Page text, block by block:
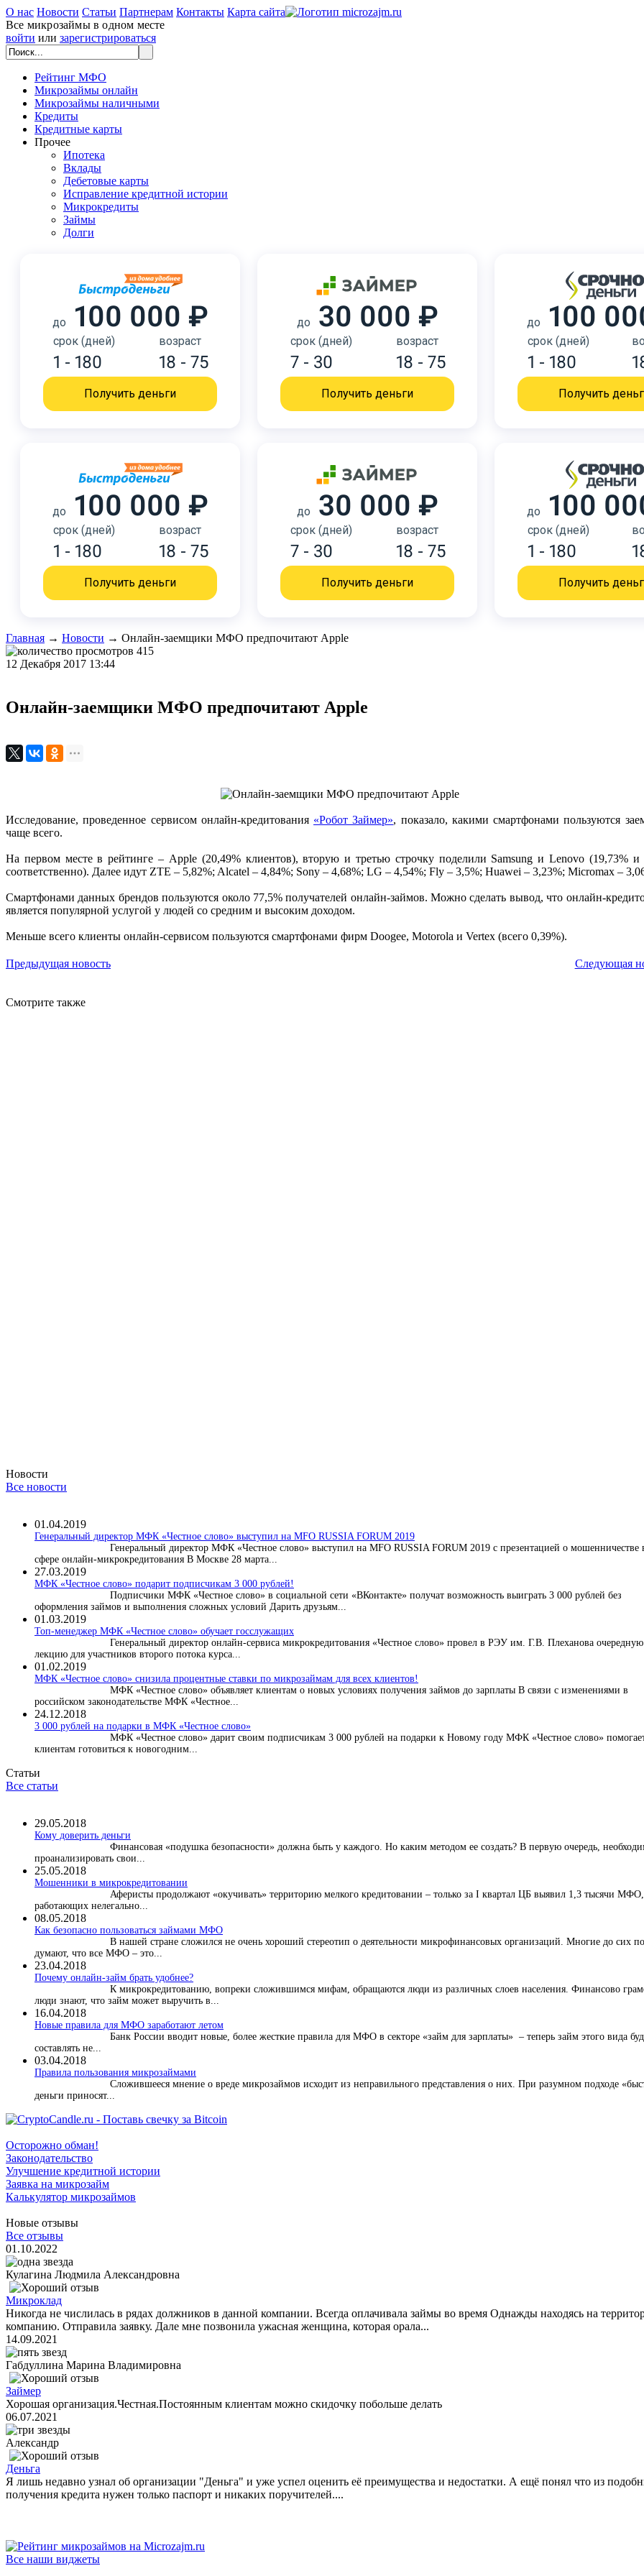
О нас Новости Статьи Партнерам Контакты Карта сайта
Все микрозаймы в одном месте
войти или зарегистрироваться
Рейтинг МФО
Микрозаймы онлайн
Микрозаймы наличными
Кредиты
Кредитные карты
Прочее
Ипотека
Вклады
Дебетовые карты
Исправление кредитной истории
Микрокредиты
Займы
Долги
до 100 000 ₽
срок (дней)
1 - 180
возраст
18 - 75
Получить деньги
до 30 000 ₽
срок (дней)
7 - 30
возраст
18 - 75
Получить деньги
до 100
срок (дней)
1 - 180
Получить
до 100 000 ₽
срок (дней)
1 - 180
возраст
18 - 75
Получить деньги
до 30 000 ₽
срок (дней)
7 - 30
возраст
18 - 75
Получить деньги
до 100
срок (дней)
1 - 180
Получить
Главная → Новости → Онлайн-заемщики МФО предпочитают Apple
415
12 Декабря 2017 13:44
Онлайн-заемщики МФО предпочитают Apple
Исследование, проведенное сервисом онлайн-кредитования «Робот Займер», показало, какими смартфонами пользуются
чаще всего.
На первом месте в рейтинге – Apple (20,49% клиентов), вторую и третью строчку поделили Samsung и Lenovo (19,73% и
соответственно). Далее идут ZTE – 5,82%; Alcatel – 4,84%; Sony – 4,68%; LG – 4,54%; Fly – 3,5%; Huawei – 3,23%; Micromax –
Смартфонами данных брендов пользуются около 77,5% получателей онлайн-займов. Можно сделать вывод, что онлайн-
является популярной услугой у людей со средним и высоким доходом.
Меньше всего клиенты онлайн-сервисом пользуются смартфонами фирм Doogee, Motorola и Vertex (всего 0,39%).
Предыдущая новость Следующая
Смотрите также
Новости
Все новости
01.04.2019
Генеральный директор МФК «Честное слово» выступил на MFO RUSSIA FORUM 2019
Генеральный директор МФК «Честное слово» выступил на MFO RUSSIA FORUM 2019 с презентацией о мошенничестве
сфере онлайн-микрокредитования В Москве 28 марта...
27.03.2019
МФК «Честное слово» подарит подписчикам 3 000 рублей!
Подписчики МФК «Честное слово» в социальной сети «ВКонтакте» получат возможность выиграть 3 000 рублей без
оформления займов и выполнения сложных условий Дарить друзьям...
01.03.2019
Топ-менеджер МФК «Честное слово» обучает госслужащих
Генеральный директор онлайн-сервиса микрокредитования «Честное слово» провел в РЭУ им. Г.В. Плеханова очередную
лекцию для участников второго потока курса...
01.02.2019
МФК «Честное слово» снизила процентные ставки по микрозаймам для всех клиентов!
МФК «Честное слово» объявляет клиентам о новых условиях получения займов до зарплаты В связи с изменениями в
российском законодательстве МФК «Честное...
24.12.2018
3 000 рублей на подарки в МФК «Честное слово»
МФК «Честное слово» дарит своим подписчикам 3 000 рублей на подарки к Новому году МФК «Честное слово»
клиентам готовиться к новогодним...
Статьи
Все статьи
29.05.2018
Кому доверить деньги
Финансовая «подушка безопасности» должна быть у каждого. Но каким методом ее создать? В первую очередь,
проанализировать свои...
25.05.2018
Мошенники в микрокредитовании
Аферисты продолжают «окучивать» территорию мелкого кредитовании – только за I квартал ЦБ выявил 1,3 тысячи МФО,
работающих нелегально...
08.05.2018
Как безопасно пользоваться займами МФО
В нашей стране сложился не очень хороший стереотип о деятельности микрофинансовых организаций. Многие до сих
думают, что все МФО – это...
23.04.2018
Почему онлайн-займ брать удобнее?
К микрокредитованию, вопреки сложившимся мифам, обращаются люди из различных слоев населения. Финансово
люди знают, что займ может выручить в...
16.04.2018
Новые правила для МФО заработают летом
Банк России вводит новые, более жесткие правила для МФО в секторе «займ для зарплаты» – теперь займ этого вида
составлять не...
03.04.2018
​Правила пользования микрозаймами
Сложившееся мнение о вреде микрозаймов исходит из неправильного представления о них. При разумном подходе
деньги приносят...
Осторожно обман!
Законодательство
Улучшение кредитной истории
Заявка на микрозайм
Калькулятор микрозаймов
Новые отзывы
Все отзывы
01.10.2022
Кулагина Людмила Александровна
Микроклад
Никогда не числилась в рядах должников в данной компании. Всегда оплачивала займы во время Однажды находясь на
компанию. Отправила заявку. Дале мне позвонила ужасная женщина, которая орала...
14.09.2021
Габдуллина Марина Владимировна
Займер
Хорошая организация.Честная.Постоянным клиентам можно скидочку побольше делать
06.07.2021
Александр
Деньга
Я лишь недавно узнал об организации "Деньга" и уже успел оценить её преимущества и недостатки. А ещё понял что из
получения кредита нужен только паспорт и никаких поручителей....
Все наши виджеты